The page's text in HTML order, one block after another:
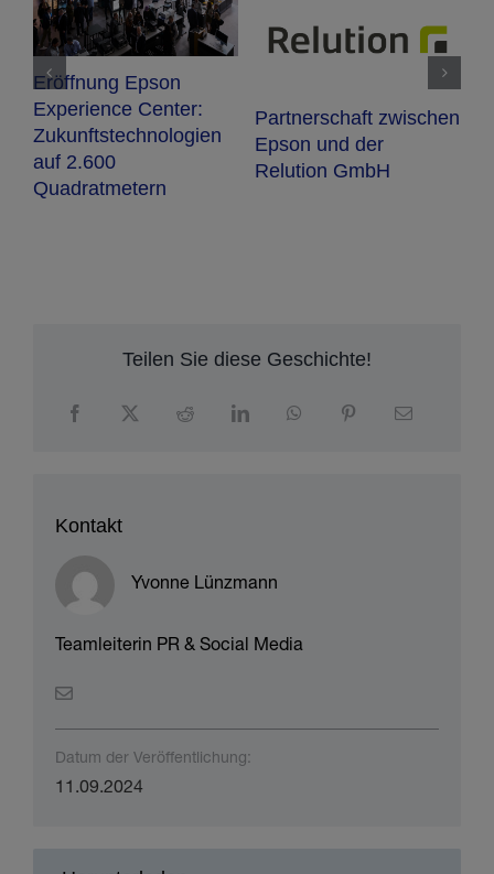
Eröffnung Epson
Experience Center:
Zukunftstechnologien
auf 2.600
Quadratmetern
Partnerschaft zwischen
Epson und der
Relution GmbH
Teilen Sie diese Geschichte!
Kontakt
Yvonne Lünzmann
Teamleiterin PR & Social Media
Datum der Veröffentlichung:
11.09.2024